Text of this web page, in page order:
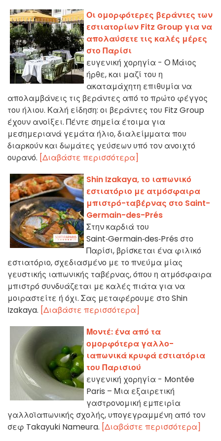
Οι ομορφότερες βεράντες των
εστιατορίων Fitz Group για να
απολαύσετε τις καλές μέρες
στο Παρίσι
ευγενική χορηγία - Ο Μάιος
ήρθε, και μαζί του η
ακαταμάχητη επιθυμία να
απολαμβάνεις τις βεράντες από το πρώτο φέγγος
του ήλιου. Καλή είδηση: οι βεράντες του Fitz Group
έχουν ανοίξει. Πέντε σημεία έτοιμα για
μεσημεριανά γεμάτα ήλιο, διαλείµματα που
διαρκούν και δωμάτες γεύσεων υπό τον ανοιχτό
ουρανό. [Διαβάστε περισσότερα]
Shin Izakaya, το ιαπωνικό
εστιατόριο με ατμόσφαιρα
μπιστρό-ταβέρνας στο Saint-
Germain-des-Prés
Στην καρδιά του
Saint‑Germain‑des‑Prés στο
Παρίσι, βρίσκεται ένα φιλικό
εστιατόριο, σχεδιασμένο με το πνεύμα μίας
γευστικής ιαπωνικής ταβέρνας, όπου η ατμόσφαιρα
μπιστρό συνδυάζεται με καλές πιάτα για να
μοιραστείτε ή όχι. Σας μεταφέρουμε στο Shin
Izakaya. [Διαβάστε περισσότερα]
Μοντέ: ένα από τα
ομορφότερα γαλλο-
ιαπωνικά κρυφά εστιατόρια
του Παρισιού
ευγενική χορηγία - Montée
Paris – Μια εξαιρετική
γαστρονομική εμπειρία
γαλλοϊαπωνικής σχολής, υπογεγραμμένη από τον
σεφ Takayuki Nameura. [Διαβάστε περισσότερα]